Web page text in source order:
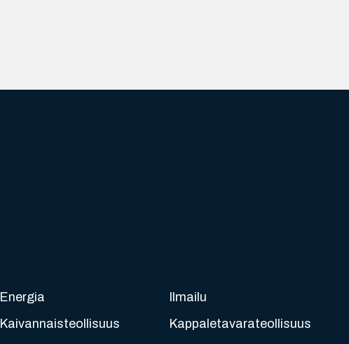
Energia
Ilmailu
Kaivannaisteollisuus
Kappaletavarateollisuus